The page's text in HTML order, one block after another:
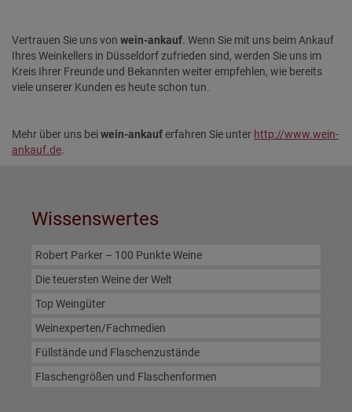
Vertrauen Sie uns von wein-ankauf. Wenn Sie mit uns beim Ankauf
Ihres Weinkellers in Düsseldorf zufrieden sind, werden Sie uns im
Kreis Ihrer Freunde und Bekannten weiter empfehlen, wie bereits
viele unserer Kunden es heute schon tun.
Mehr über uns beiwein-ankauferfahren Sie unter http://www.wein-
ankauf.de.
Wissenswertes
Robert Parker – 100 Punkte Weine
Die teuersten Weine der Welt
Top Weingüter
Weinexperten/Fachmedien
Füllstände und Flaschenzustände
Flaschengrößen und Flaschenformen